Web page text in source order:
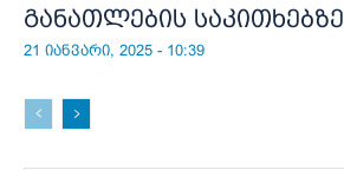
განათლების საკითხებზე
21 იანვარი, 2025 - 10:39